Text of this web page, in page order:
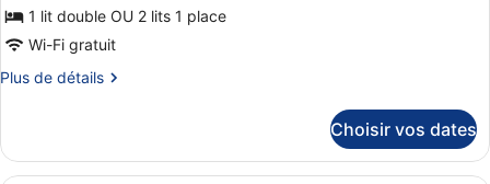
de
chambre :
Chambre
ou
avec
1 lit double OU 2 lits 1 place
Wi-Fi gratuit
Plus de détails
Plus
le
type
Choisir vos dates